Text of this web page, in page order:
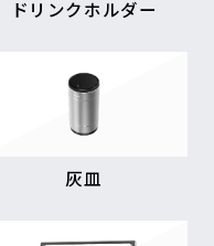
ドリンクホルダー
灰皿